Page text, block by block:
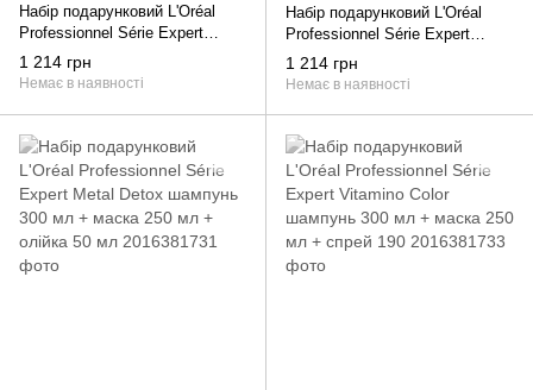
Набір подарунковий L'Oréal
Professionnel Série Expert
Vitamino Color шампунь 300 мл
+ маска 250 мл
1 214 грн
Немає в наявності
Набір подарунковий L'Oréal
Professionnel Série Expert
Absolut Repair шампунь 300 мл
+ маска 250 мл
1 214 грн
Немає в наявності